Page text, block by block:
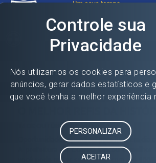
Open toolbar
Toggle navigation
14 DE OUTUBRO DE 2025
Oportunidade Imperdível para ficar em dia
A prefeitura de Coaraci lançou o melhor
você pode quitar seu débito com até